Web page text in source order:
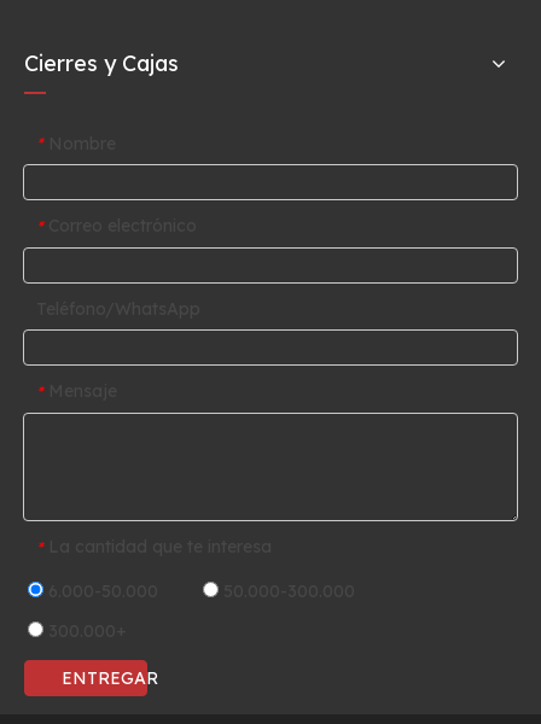
Cierres y Cajas
*
*
*
*
ENTREGAR